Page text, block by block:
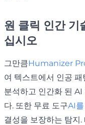
원 클릭 인간 기
십시오
그만큼Humanizer
여 텍스트에서 인공
분석하고 인간화 된
다. 또한 무료 도구AI
결성을 보장하는 탐지